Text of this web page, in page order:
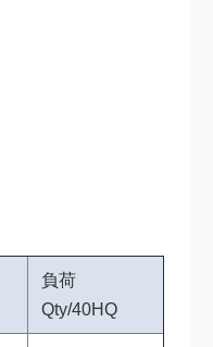
負荷
Qty/40HQ